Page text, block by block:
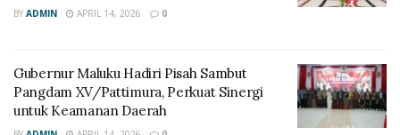
BY ADMIN APRIL 14, 2026 0
Gubernur Maluku Hadiri Pisah Sambut
Pangdam XV/Pattimura, Perkuat Sinergi
untuk Keamanan Daerah